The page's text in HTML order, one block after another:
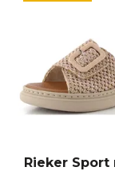
Rieker Sport